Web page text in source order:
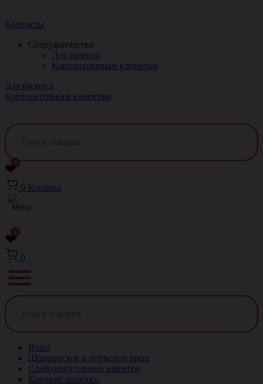
Контакты
Сотрудничество
Для бизнеса
Корпоративным клиентам
Для бизнеса
Корпоративным клиентам
❤0
0 Корзина
❤0
0
Вино
Шампанское и игристые вина
Слабоалкогольные напитки
Крепкие напитки